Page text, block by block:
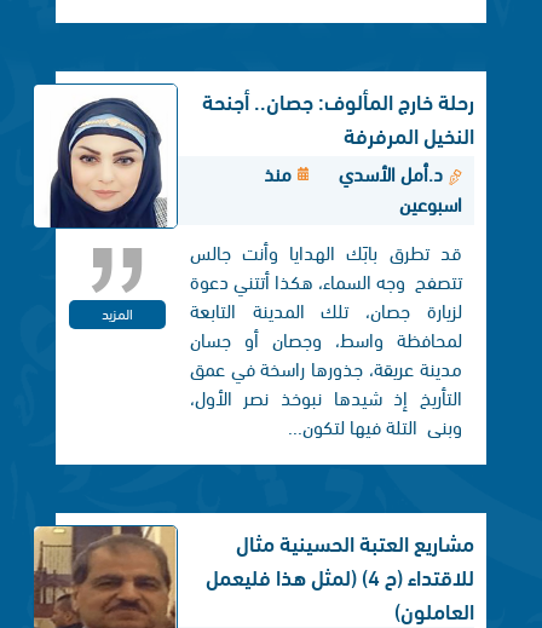
رحلة خارج المألوف: جصان.. أجنحة
النخيل المرفرفة
د.أمل الأسدي
منذ
اسبوعين
قد تطرق بابَك الهدايا وأنت جالس
تتصفح وجه السماء، هكذا أتتني دعوة
لزيارة جصان، تلك المدينة التابعة
لمحافظة واسط، وجصان أو جسان
مدينة عريقة، جذورها راسخة في عمق
التأريخ إذ شيدها نبوخذ نصر الأول،
وبنی التلة فيها لتكون...
المزيد
مشاريع العتبة الحسينية مثال
للاقتداء (ح 4) (لمثل هذا فليعمل
العاملون)